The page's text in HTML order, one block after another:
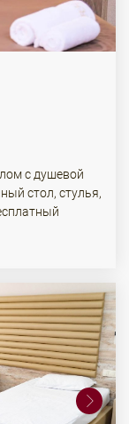
с душевой
стол, стулья,